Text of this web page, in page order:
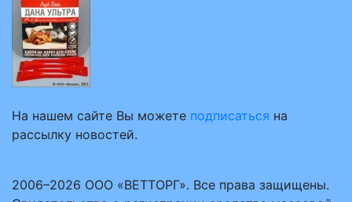
На нашем сайте Вы можете подписаться на
рассылку новостей.
2006–2026 ООО «ВЕТТОРГ». Все права защищены.